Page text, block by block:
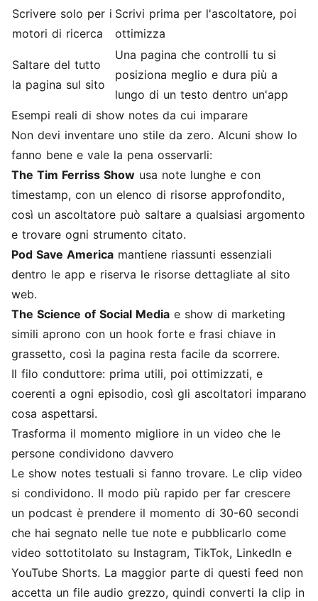
Scrivere solo per i
motori di ricerca
Scrivi prima per l'ascoltatore, poi
ottimizza
Saltare del tutto
la pagina sul sito
Una pagina che controlli tu si
posiziona meglio e dura più a
lungo di un testo dentro un'app
Esempi reali di show notes da cui imparare
Non devi inventare uno stile da zero. Alcuni show lo
fanno bene e vale la pena osservarli:
The Tim Ferriss Show usa note lunghe e con
timestamp, con un elenco di risorse approfondito,
così un ascoltatore può saltare a qualsiasi argomento
e trovare ogni strumento citato.
Pod Save America mantiene riassunti essenziali
dentro le app e riserva le risorse dettagliate al sito
web.
The Science of Social Media e show di marketing
simili aprono con un hook forte e frasi chiave in
grassetto, così la pagina resta facile da scorrere.
Il filo conduttore: prima utili, poi ottimizzati, e
coerenti a ogni episodio, così gli ascoltatori imparano
cosa aspettarsi.
Trasforma il momento migliore in un video che le
persone condividono davvero
Le show notes testuali si fanno trovare. Le clip video
si condividono. Il modo più rapido per far crescere
un podcast è prendere il momento di 30-60 secondi
che hai segnato nelle tue note e pubblicarlo come
video sottotitolato su Instagram, TikTok, LinkedIn e
YouTube Shorts. La maggior parte di questi feed non
accetta un file audio grezzo, quindi converti la clip in